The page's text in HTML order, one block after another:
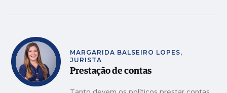
MARGARIDA BALSEIRO LOPES,
JURISTA
Prestação de contas